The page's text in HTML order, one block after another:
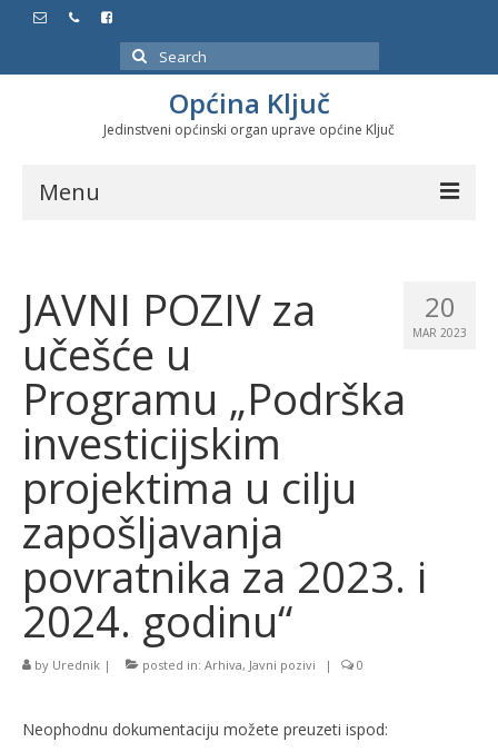
Search
for:
Općina Ključ
Jedinstveni općinski organ uprave općine Ključ
Menu
Službeni glasnici
Javne nabavke
Značajni datumi i manifestacije
Program energetske efikasnosti u stambenom
sektoru
20
MAR 2023
JAVNI POZIV za
učešće u
Programu „Podrška
investicijskim
projektima u cilju
zapošljavanja
povratnika za 2023. i
2024. godinu“
by Urednik | posted in: Arhiva, Javni pozivi | 0
Neophodnu dokumentaciju možete preuzeti ispod: